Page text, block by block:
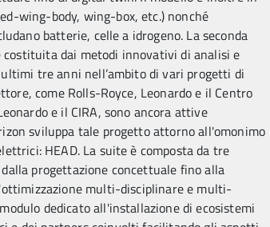
wing-body, wing-box, etc.) nonché
batterie, celle a idrogeno. La seconda
dai metodi innovativi di analisi e
tre anni nell’ambito di vari progetti di
come Rolls-Royce, Leonardo e il Centro
e il CIRA, sono ancora attive
sviluppa tale progetto attorno all'omonimo
HEAD. La suite è composta da tre
progettazione concettuale fino alla
multi-disciplinare e multi-
dedicato all'installazione di ecosistemi